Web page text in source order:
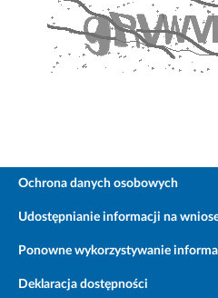
Ochrona danych osobowych
Udostępnianie informacji na
Ponowne wykorzystywanie
Deklaracja dostępności